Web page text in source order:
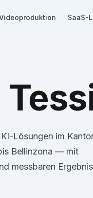
SaaS-
Lösungen im
Bellinzona — mit
messbaren